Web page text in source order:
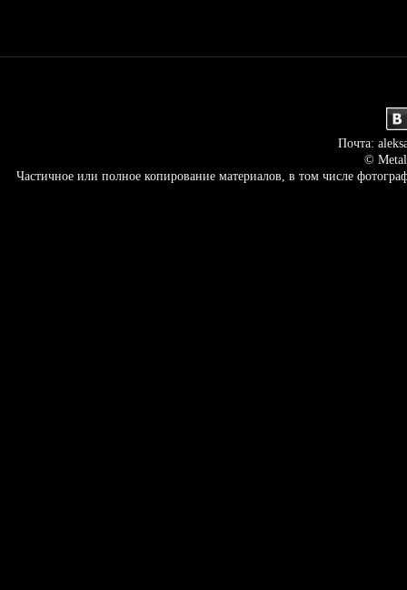
Почта:
©
Частичное или полное копирование материалов, в том числе